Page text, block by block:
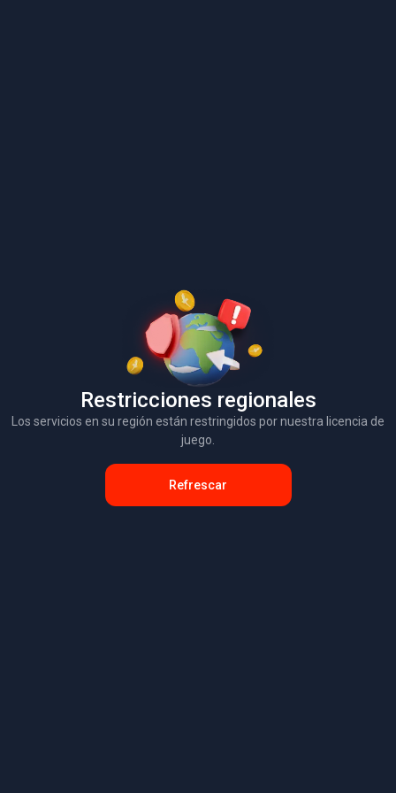
Restricciones regionales
Los servicios en su región están restringidos por nuestra licencia de
juego.
Refrescar